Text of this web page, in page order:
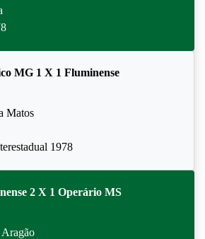
MG 1 X 1 Fluminense
Matos
1978
2 X 1 Operário MS